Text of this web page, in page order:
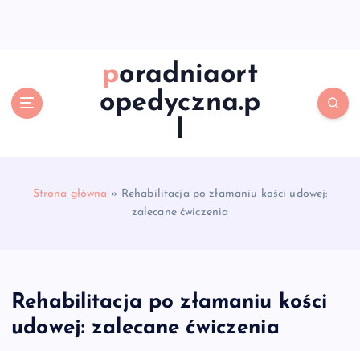
poradniaort
opedyczna.p
l
Strona główna » Rehabilitacja po złamaniu kości udowej:
zalecane ćwiczenia
Rehabilitacja po złamaniu kości
udowej: zalecane ćwiczenia